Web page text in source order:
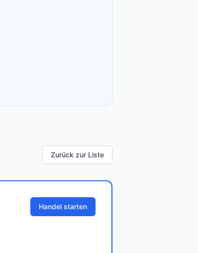
Zurück zur Liste
Handel starten